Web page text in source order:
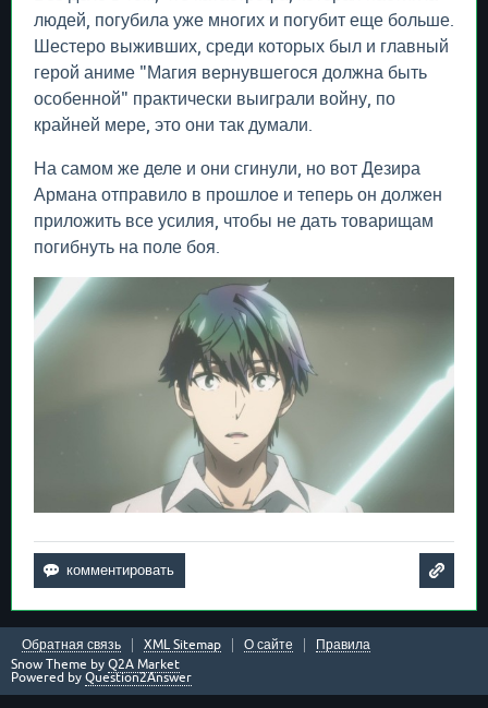
людей, погубила уже многих и погубит еще больше.
Шестеро выживших, среди которых был и главный
герой аниме "Магия вернувшегося должна быть
особенной" практически выиграли войну, по
крайней мере, это они так думали.
На самом же деле и они сгинули, но вот Дезира
Армана отправило в прошлое и теперь он должен
приложить все усилия, чтобы не дать товарищам
погибнуть на поле боя.
Обратная связь XML Sitemap О сайте
Правила
Snow Theme by Q2A Market
Powered by Question2Answer